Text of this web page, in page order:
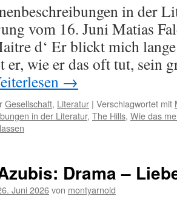
in der
vom 16. Juni Matias
d‘ Er blickt mich
wie er das oft tut, sein
→
Gesellschaft, Literatur | Verschlagwortet mit
in der Literatur, The Hills, Wie das
Drama –
Juni 2026von montyarnold